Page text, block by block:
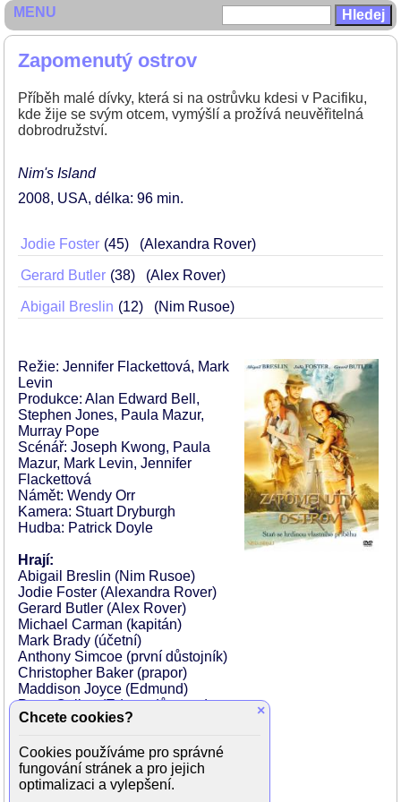
Zapomenutý ostrov
Příběh malé dívky, která si na ostrůvku kdesi v Pacifiku,
kde žije se svým otcem, vymýšlí a prožívá neuvěřitelná
dobrodružství.
Nim's Island
2008 USA délka: 96 min
Jodie Foster 45 (Alexandra Rover)
Gerard Butler 38 (Alex Rover)
Abigail Breslin 12 (Nim Rusoe)
Režie: Jennifer Flackettová, Mark
Levin
Produkce: Alan Edward Bell,
Stephen Jones, Paula Mazur,
Murray Pope
Scénář: Joseph Kwong, Paula
Mazur, Mark Levin, Jennifer
Flackettová
Námět: Wendy Orr
Kamera: Stuart Dryburgh
Hudba: Patrick Doyle
Hrají:
Abigail Breslin (Nim Rusoe)
Jodie Foster (Alexandra Rover)
Gerard Butler (Alex Rover)
Michael Carman (kapitán)
Mark Brady (účetní)
Anthony Simcoe (první důstojník)
Christopher Baker (prapor)
Maddison Joyce (Edmund)
Peter Callan (Edmundův otec)
Rhonda Doyle (Edmundova matka)
Colin Gibson (Cruise Director)
Bryan Probets (australský turista)
Penny Everingham (starší turistka)
MENU
×
Chcete cookies?
Cookies používáme pro správné
fungování stránek a pro jejich
optimalizaci a vylepšení.